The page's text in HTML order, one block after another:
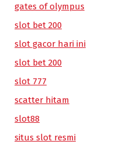
gates of olympus
slot bet 200
slot gacor hari ini
slot bet 200
slot 777
scatter hitam
slot88
situs slot resmi